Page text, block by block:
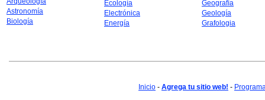
Astronomía
Biología
Ecología
Electrónica
Energía
Geografía
Geología
Grafologia
Inicio - Agrega tu sitio web! -